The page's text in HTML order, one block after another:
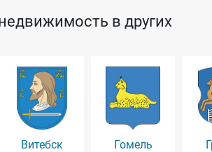
в других
Витебск Гомель